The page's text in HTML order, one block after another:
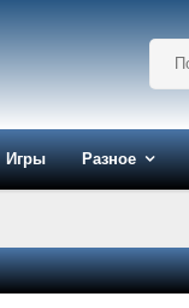
Игры Разное